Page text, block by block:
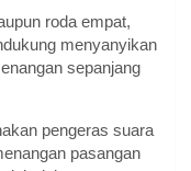
roda empat,
menyanyikan
sepanjang
pengeras suara
pasangan